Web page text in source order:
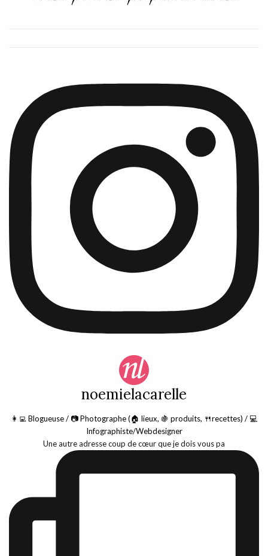
noemielacarelle
👩‍💻 Blogueuse / 📷 Photographe (🏠 lieux, 🍇 produits, 🍴recettes) / 💻
Infographiste/Webdesigner
Une autre adresse coup de cœur que je dois vous pa